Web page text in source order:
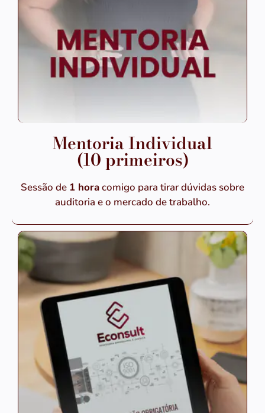
Mentoria Individual
(10 primeiros)
Sessão de 1 horacomigo para tirar dúvidas sobre
auditoria e o mercado de trabalho.